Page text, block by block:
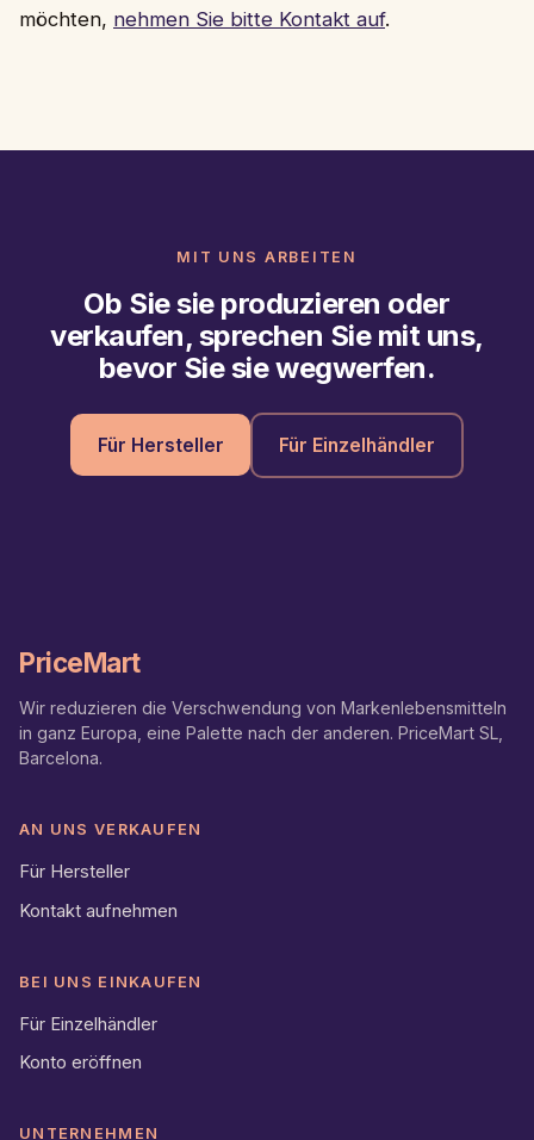
möchten, nehmen Sie bitte Kontakt auf.
MIT UNS ARBEITEN
Ob Sie sie produzieren oder
verkaufen, sprechen Sie mit uns,
bevor Sie sie wegwerfen.
Für Hersteller Für Einzelhändler
PriceMart
Wir reduzieren die Verschwendung von Markenlebensmitteln
in ganz Europa, eine Palette nach der anderen. PriceMart SL,
Barcelona.
AN UNS VERKAUFEN
Für Hersteller
Kontakt aufnehmen
BEI UNS EINKAUFEN
Für Einzelhändler
Konto eröffnen
UNTERNEHMEN